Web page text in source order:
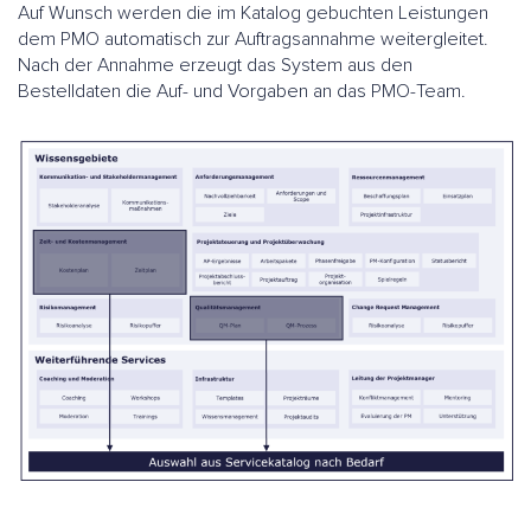
Auf Wunsch werden die im Katalog gebuchten Leistungen
dem PMO automatisch zur Auftragsannahme weitergleitet.
Nach der Annahme erzeugt das System aus den
Bestelldaten die Auf- und Vorgaben an das PMO-Team.